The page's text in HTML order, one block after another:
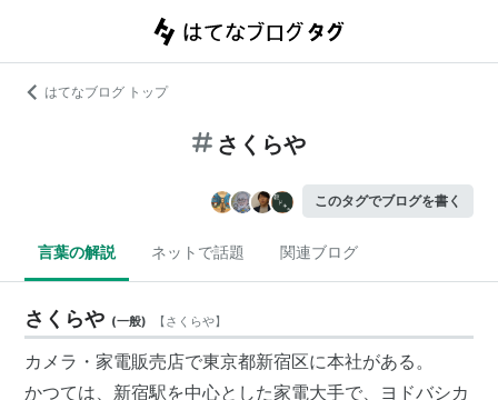
はてなブログ トップ
さくらや
このタグでブログを書く
言葉の解説 ネットで話題 関連ブログ
さくらや (一般) 【さくらや】
カメラ ・家電販売店で東京都新宿区に本社がある。
かつては、 新宿駅を中心とした家電大手で、 ヨドバシカ